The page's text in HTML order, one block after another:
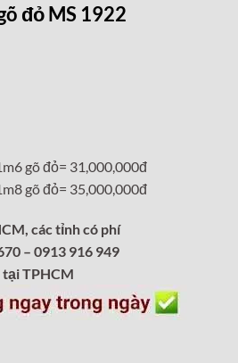
đỏ MS 1922
gõ đỏ= 31,000,000đ
gõ đỏ= 35,000,000đ
các tỉnh có phí
– 0913 916 949
tại TPHCM